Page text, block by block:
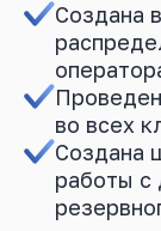
Создана
во всех
Создана
работы с